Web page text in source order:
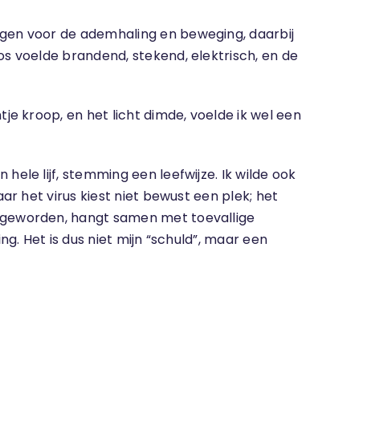
voor de ademhaling en beweging, daarbij
voelde brandend, stekend, elektrisch, en de
kroop, en het licht dimde, voelde ik wel een
lijf, stemming een leefwijze. Ik wilde ook
het virus kiest niet bewust een plek; het
hangt samen met toevallige
Het is dus niet mijn “schuld”, maar een